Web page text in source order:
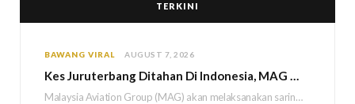
TERKINI
BAWANG VIRAL AUGUST 7, 2026
Kes Juruterbang Ditahan Di Indonesia, MAG Wajibkan Saringan Dadah 1,260 Juruterbang Malaysia Airlines
Malaysia Aviation Group (MAG) akan melaksanakan saringan dadah mandatori terhadap semua juruterbang Malaysia Airlines sebagai…